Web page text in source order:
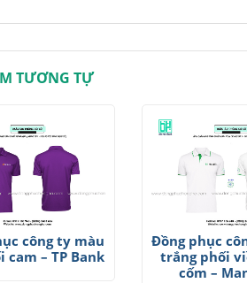
TƯƠNG TỰ
công ty màu
– TP Bank
Đồng phục
trắng phối
cốm –